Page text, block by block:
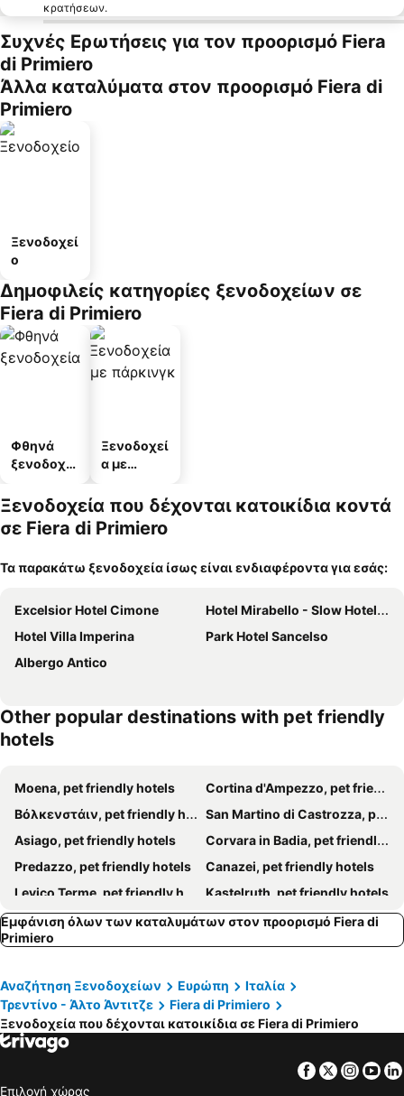
κρατήσεων.
Συχνές Ερωτήσεις για τον προορισμό Fiera
di Primiero
Άλλα καταλύματα στον προορισμό Fiera di
Primiero
Ξενοδοχεί
ο
Δημοφιλείς κατηγορίες ξενοδοχείων σε
Fiera di Primiero
Φθηνά
ξενοδοχεί
Ξενοδοχεί
α με
Ξενοδοχεία που δέχονται κατοικίδια κοντά
σε Fiera di Primiero
Τα παρακάτω ξενοδοχεία ίσως είναι ενδιαφέροντα για εσάς:
Excelsior Hotel Cimone
Hotel Mirabello - Slow Hotel Benessere
Hotel Villa Imperina
Park Hotel Sancelso
Albergo Antico
Other popular destinations with pet friendly
hotels
Moena, pet friendly hotels
Cortina d'Ampezzo, pet friendly hotels
Βόλκενστάιν, pet friendly hotels
San Martino di Castrozza, pet friendly hotels
Asiago, pet friendly hotels
Corvara in Badia, pet friendly hotels
Predazzo, pet friendly hotels
Canazei, pet friendly hotels
Levico Terme, pet friendly hotels
Kastelruth, pet friendly hotels
Leifers, pet friendly hotels
Campitello di Fassa, pet friendly hotels
Vigo di Fassa, pet friendly hotels
Σαντ Ούλριχ, pet friendly hotels
Völs am Schlern, pet friendly hotels
Pozza di Fassa, pet friendly hotels
Cavalese, pet friendly hotels
St. Christina, pet friendly hotels
Ritten - Klobenstein, pet friendly hotels
Falcade, pet friendly hotels
Εμφάνιση όλων των καταλυμάτων στον προορισμό Fiera di
Primiero
Αναζήτηση Ξενοδοχείων Ευρώπη
Ιταλία
Τρεντίνο - Άλτο Άντιτζε
Fiera di Primiero
Ξενοδοχεία που δέχονται κατοικίδια σε Fiera di Primiero
Facebook
Twitter
Επιλογή χώρας